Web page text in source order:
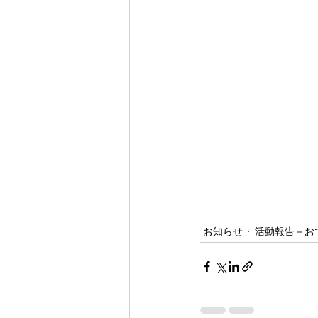
ホッと ちょっ
お知らせ 活動報告－お